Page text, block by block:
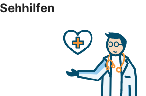
Sehhilfen